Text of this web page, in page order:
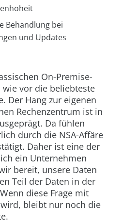
Behandlung bei
und Updates
On-Premise-
vor die beliebteste
Der Hang zur eigenen
Rechenzentrum ist in
Da fühlen
durch die NSA-Affäre
Daher ist eine der
ein Unternehmen
bereit, unsere Daten
Teil der Daten in der
diese Frage mit
bleibt nur noch die